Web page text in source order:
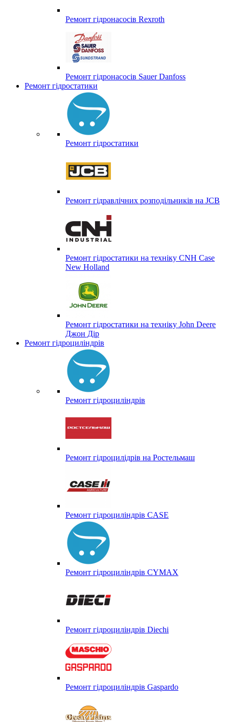
Ремонт гідронасосів Rexroth
Ремонт гідронасосів Sauer Danfoss
Ремонт гідростатики
Ремонт гідростатики
Ремонт гідравлічних розподільників на JCB
Ремонт гідростатики на техніку CNH Case
New Holland
Ремонт гідростатики на техніку John Deere
Джон Дір
Ремонт гідроциліндрів
Ремонт гідроциліндрів
Ремонт гідроцилідрів на Ростельмаш
Ремонт гідроциліндрів CASE
Ремонт гідроциліндрів CYMAX
Ремонт гідроциліндрів Diechi
Ремонт гідроциліндрів Gaspardo